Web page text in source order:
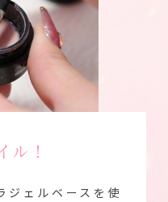
ル！
ジェルベースを使